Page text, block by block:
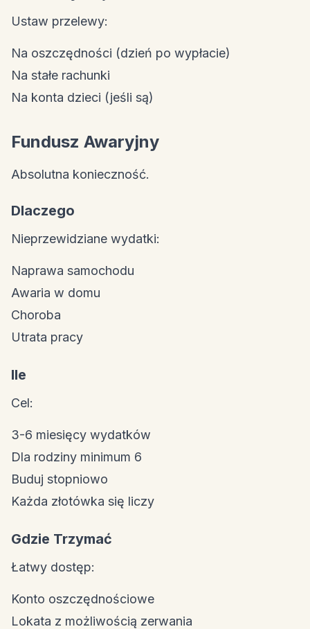
Ustaw przelewy:
Na oszczędności (dzień po wypłacie)
Na stałe rachunki
Na konta dzieci (jeśli są)
Fundusz Awaryjny
Absolutna konieczność.
Dlaczego
Nieprzewidziane wydatki:
Naprawa samochodu
Awaria w domu
Choroba
Utrata pracy
Ile
Cel:
3-6 miesięcy wydatków
Dla rodziny minimum 6
Buduj stopniowo
Każda złotówka się liczy
Gdzie Trzymać
Łatwy dostęp:
Konto oszczędnościowe
Lokata z możliwością zerwania